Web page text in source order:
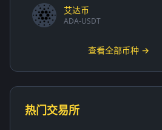
艾达币
ADA-USDT
查看全部币种 →
热门交易所